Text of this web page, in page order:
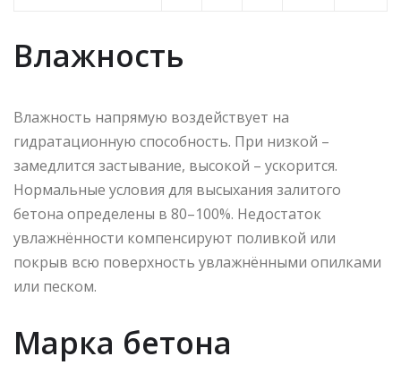
Влажность
Влажность напрямую воздействует на
гидратационную способность. При низкой –
замедлится застывание, высокой – ускорится.
Нормальные условия для высыхания залитого
бетона определены в 80–100%. Недостаток
увлажнённости компенсируют поливкой или
покрыв всю поверхность увлажнёнными опилками
или песком.
Марка бетона